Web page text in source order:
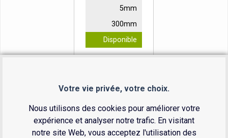
Votre vie privée, votre choix.
Nous utilisons des cookies pour améliorer votre
expérience et analyser notre trafic. En visitant
notre site Web, vous acceptez l'utilisation des
5mm
300mm
Disponible
6mm
300mm
Disponible